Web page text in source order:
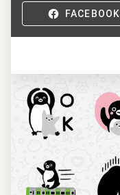
FACEBOOK